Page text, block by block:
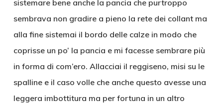
sistemare bene anche la pancia che purtroppo
sembrava non gradire a pieno la rete dei collant ma
alla fine sistemai il bordo delle calze in modo che
coprisse un po’ la pancia e mi facesse sembrare più
in forma di com’ero. Allacciai il reggiseno, misi su le
spalline e il caso volle che anche questo avesse una
leggera imbottitura ma per fortuna in un altro